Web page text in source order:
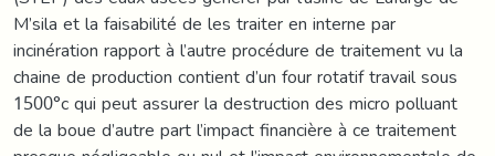
M’sila et la faisabilité de les traiter en interne par
incinération rapport à l’autre procédure de traitement vu la
chaine de production contient d’un four rotatif travail sous
1500°c qui peut assurer la destruction des micro polluant
de la boue d’autre part l’impact financière à ce traitement